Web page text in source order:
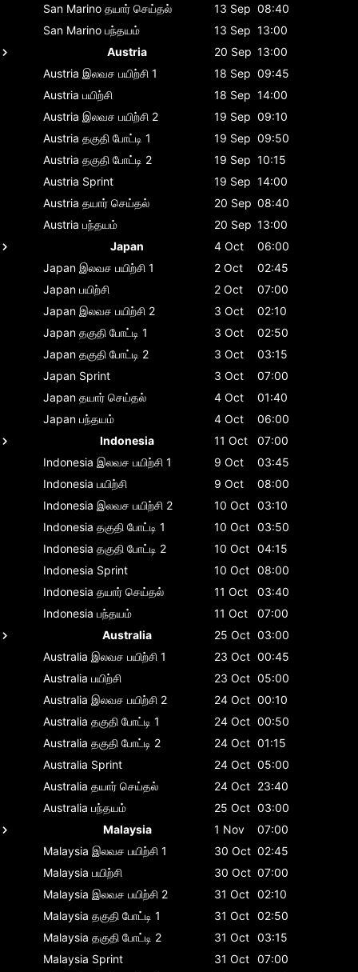
San Marino தயார் செய்தல் 13 Sep 08:40
San Marino பந்தயம் 13 Sep 13:00
Austria
20 Sep 13:00
Austria இலவச பயிற்சி 1 18 Sep 09:45
Austria பயிற்சி 18 Sep 14:00
Austria இலவச பயிற்சி 2 19 Sep 09:10
Austria தகுதி போட்டி 1 19 Sep 09:50
Austria தகுதி போட்டி 2 19 Sep 10:15
Austria Sprint 19 Sep 14:00
Austria தயார் செய்தல் 20 Sep 08:40
Austria பந்தயம் 20 Sep 13:00
Japan
4 Oct
06:00
Japan இலவச பயிற்சி 1 2 Oct
02:45
Japan பயிற்சி 2 Oct
07:00
Japan இலவச பயிற்சி 2 3 Oct
02:10
Japan தகுதி போட்டி 1 3 Oct
02:50
Japan தகுதி போட்டி 2 3 Oct
03:15
Japan Sprint 3 Oct
07:00
Japan தயார் செய்தல் 4 Oct
01:40
Japan பந்தயம் 4 Oct
06:00
Indonesia
11 Oct
07:00
Indonesia இலவச பயிற்சி 1 9 Oct
03:45
Indonesia பயிற்சி 9 Oct
08:00
Indonesia இலவச பயிற்சி 2 10 Oct 03:10
Indonesia தகுதி போட்டி 1 10 Oct 03:50
Indonesia தகுதி போட்டி 2 10 Oct 04:15
Indonesia Sprint 10 Oct 08:00
Indonesia தயார் செய்தல் 11 Oct
03:40
Indonesia பந்தயம் 11 Oct
07:00
Australia
25 Oct 03:00
Australia இலவச பயிற்சி 1 23 Oct 00:45
Australia பயிற்சி 23 Oct 05:00
Australia இலவச பயிற்சி 2 24 Oct 00:10
Australia தகுதி போட்டி 1 24 Oct 00:50
Australia தகுதி போட்டி 2 24 Oct 01:15
Australia Sprint 24 Oct 05:00
Australia தயார் செய்தல் 24 Oct 23:40
Australia பந்தயம் 25 Oct 03:00
Malaysia
1 Nov
07:00
Malaysia இலவச பயிற்சி 1 30 Oct 02:45
Malaysia பயிற்சி 30 Oct 07:00
Malaysia இலவச பயிற்சி 2 31 Oct 02:10
Malaysia தகுதி போட்டி 1 31 Oct 02:50
Malaysia தகுதி போட்டி 2 31 Oct 03:15
Malaysia Sprint 31 Oct 07:00